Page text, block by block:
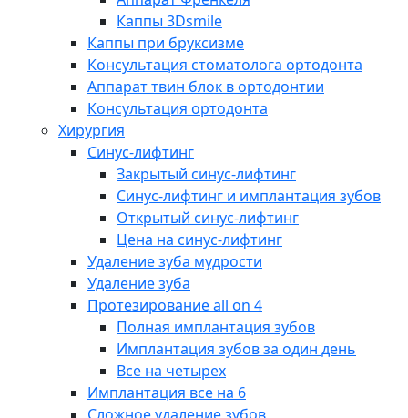
Каппы 3Dsmile
Каппы при бруксизме
Консультация стоматолога ортодонта
Аппарат твин блок в ортодонтии
Консультация ортодонта
Хирургия
Синус-лифтинг
Закрытый синус-лифтинг
Синус-лифтинг и имплантация зубов
Открытый синус-лифтинг
Цена на синус-лифтинг
Удаление зуба мудрости
Удаление зуба
Протезирование all on 4
Полная имплантация зубов
Имплантация зубов за один день
Все на четырех
Имплантация все на 6